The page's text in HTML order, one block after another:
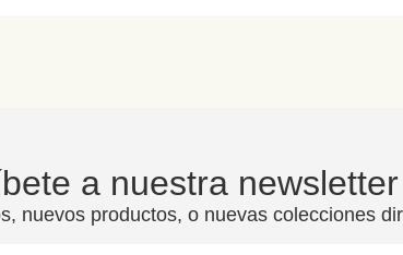
a nuestra newsletter
nuevos productos, o nuevas colecciones